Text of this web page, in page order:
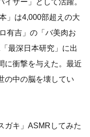
」は4,000部超えの大
有吉」の「バ美肉お
最深日本研究」に出
に衝撃を与えた。最近
の中の脳を壊してい
ガキ」ASMRしてみた